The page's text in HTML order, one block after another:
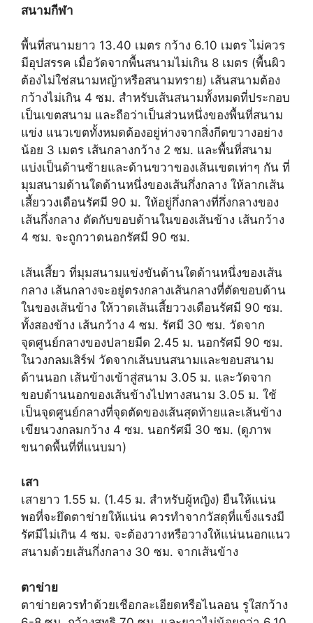
สนามกีฬา
พื้นที่สนามยาว 13.40 เมตร กว้าง 6.10 เมตร ไม่ควร
มีอุปสรรค เมื่อวัดจากพื้นสนามไม่เกิน 8 เมตร (พื้นผิว
ต้องไม่ใช่สนามหญ้าหรือสนามทราย) เส้นสนามต้อง
กว้างไม่เกิน 4 ซม. สำหรับเส้นสนามทั้งหมดที่ประกอบ
เป็นเขตสนาม และถือว่าเป็นส่วนหนึ่งของพื้นที่สนาม
แข่ง แนวเขตทั้งหมดต้องอยู่ห่างจากสิ่งกีดขวางอย่าง
น้อย 3 เมตร เส้นกลางกว้าง 2 ซม. และพื้นที่สนาม
แบ่งเป็นด้านซ้ายและด้านขวาของเส้นเขตเท่าๆ กัน ที่
มุมสนามด้านใดด้านหนึ่งของเส้นกึ่งกลาง ให้ลากเส้น
เสี้ยววงเดือนรัศมี 90 ม. ให้อยู่กึ่งกลางที่กึ่งกลางของ
เส้นกึ่งกลาง ตัดกับขอบด้านในของเส้นข้าง เส้นกว้าง
4 ซม. จะถูกวาดนอกรัศมี 90 ซม.
เส้นเสี้ยว ที่มุมสนามแข่งขันด้านใดด้านหนึ่งของเส้น
กลาง เส้นกลางจะอยู่ตรงกลางเส้นกลางที่ตัดขอบด้าน
ในของเส้นข้าง ให้วาดเส้นเสี้ยววงเดือนรัศมี 90 ซม.
ทั้งสองข้าง เส้นกว้าง 4 ซม. รัศมี 30 ซม. วัดจาก
จุดศูนย์กลางของปลายมีด 2.45 ม. นอกรัศมี 90 ซม.
ในวงกลมเสิร์ฟ วัดจากเส้นบนสนามและขอบสนาม
ด้านนอก เส้นข้างเข้าสู่สนาม 3.05 ม. และวัดจาก
ขอบด้านนอกของเส้นข้างไปทางสนาม 3.05 ม. ใช้
เป็นจุดศูนย์กลางที่จุดตัดของเส้นสุดท้ายและเส้นข้าง
เขียนวงกลมกว้าง 4 ซม. นอกรัศมี 30 ซม. (ดูภาพ
ขนาดพื้นที่ที่แนบมา)
เสา
เสายาว 1.55 ม. (1.45 ม. สำหรับผู้หญิง) ยืนให้แน่น
พอที่จะยึดตาข่ายให้แน่น ควรทำจากวัสดุที่แข็งแรงมี
รัศมีไม่เกิน 4 ซม. จะต้องวางหรือวางให้แน่นนอกแนว
สนามด้วยเส้นกึ่งกลาง 30 ซม. จากเส้นข้าง
ตาข่าย
ตาข่ายควรทำด้วยเชือกละเอียดหรือไนลอน รูใสกว้าง